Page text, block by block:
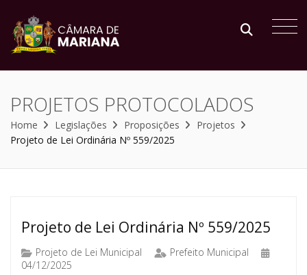
PROJETOS PROTOCOLADOS
Home Legislações Proposições
Projetos
Projeto de Lei Ordinária Nº 559/2025
Projeto de Lei Ordinária Nº 559/2025
Projeto de Lei Municipal
Prefeito Municipal
04/12/2025